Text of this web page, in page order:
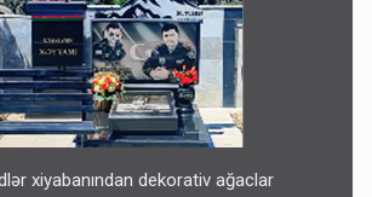
də, sülhdə də qalib gəldi -
xiyabanından dekorativ ağaclar